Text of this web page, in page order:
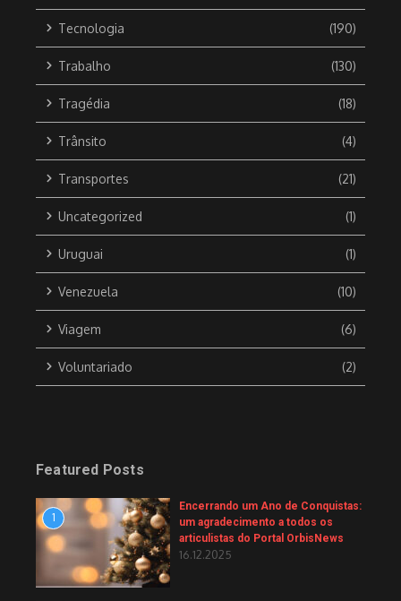
Tecnologia (190)
Trabalho (130)
Tragédia (18)
Trânsito (4)
Transportes (21)
Uncategorized (1)
Uruguai (1)
Venezuela (10)
Viagem (6)
Voluntariado (2)
Featured Posts
1
Encerrando um Ano de Conquistas:
um agradecimento a todos os
articulistas do Portal OrbisNews
16.12.2025